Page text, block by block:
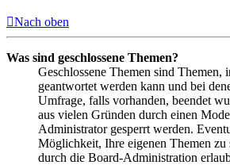
Nach oben
Was sind geschlossene Themen?
Geschlossene Themen sind Themen,
geantwortet werden kann und bei
Umfrage, falls vorhanden, beendet
aus vielen Gründen durch einen
Administrator gesperrt werden.
Möglichkeit, Ihre eigenen Themen zu
durch die Board-Administration